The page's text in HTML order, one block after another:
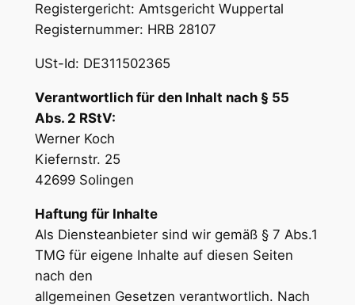
Registergericht: Amtsgericht Wuppertal
Registernummer: HRB 28107
USt-Id: DE311502365
Verantwortlich für den Inhalt nach § 55
Abs. 2 RStV:
Werner Koch
Kiefernstr. 25
42699 Solingen
Haftung für Inhalte
Als Diensteanbieter sind wir gemäß § 7 Abs.1
TMG für eigene Inhalte auf diesen Seiten
nach den
allgemeinen Gesetzen verantwortlich. Nach